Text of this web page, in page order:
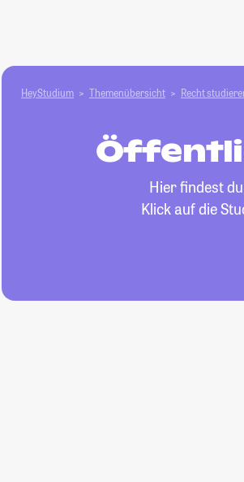
HeyStudium Themenübersicht Recht
Hier findest
Klick auf die